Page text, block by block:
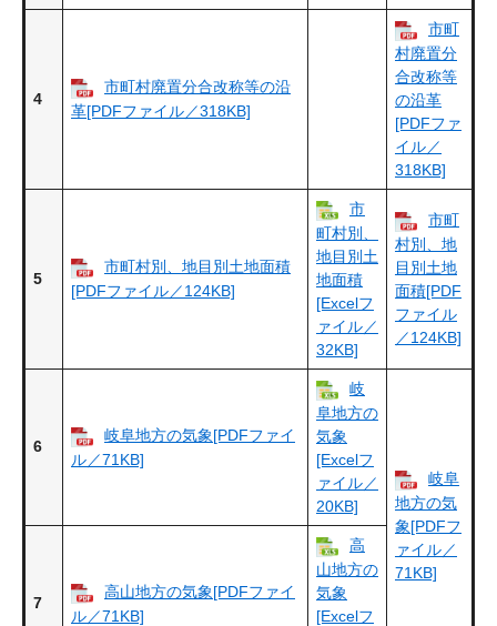
4
市町村廃置分合改称等の沿
革[PDFファイル／318KB]
市町
村廃置分
合改称等
の沿革
[PDFファ
イル／
318KB]
5
市町村別、地目別土地面積
[PDFファイル／124KB]
市
町村別、
地目別土
地面積
[Excelフ
ァイル／
32KB]
市町
村別、地
目別土地
面積[PDF
ファイル
／124KB]
6
岐阜地方の気象[PDFファイ
ル／71KB]
岐
阜地方の
気象
[Excelフ
ァイル／
20KB]
岐阜
地方の気
象[PDFフ
ァイル／
71KB]
7
高山地方の気象[PDFファイ
ル／71KB]
高
山地方の
気象
[Excelフ